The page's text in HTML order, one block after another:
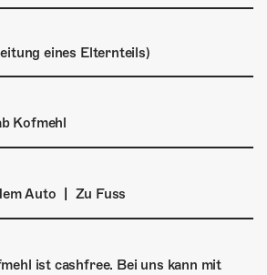
eines Elternteils)
Kofmehl
Auto Zu Fuss
ist cashfree. Bei uns kann mit